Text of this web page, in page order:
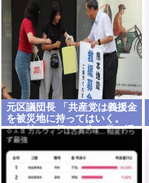
元区議団長 「共産党は義援金
を被災地に持ってはいく。
が、持って行った先で党の活
動のために使う」